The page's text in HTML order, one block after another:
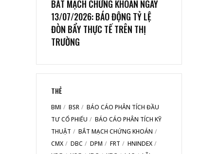
BẮT MẠCH CHỨNG KHOÁN NGÀY
13/07/2026: BÁO ĐỘNG TỶ LỆ
ĐÒN BẨY THỰC TẾ TRÊN THỊ
TRƯỜNG
THẺ
BMI BSR
BÁO CÁO PHÂN TÍCH ĐẦU
TƯ CỔ PHIẾU
BÁO CÁO PHÂN TÍCH KỸ
THUẬT
BẮT MẠCH CHỨNG KHOÁN
CMX
DBC DPM FRT
HNINDEX